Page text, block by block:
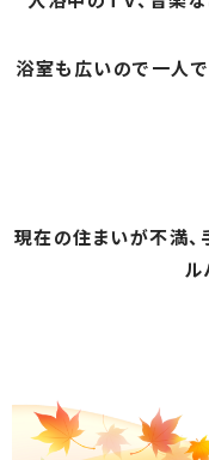
浴室も広いので一人
現在の住まいが不満
ル